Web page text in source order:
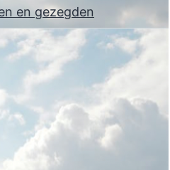
en gezegden